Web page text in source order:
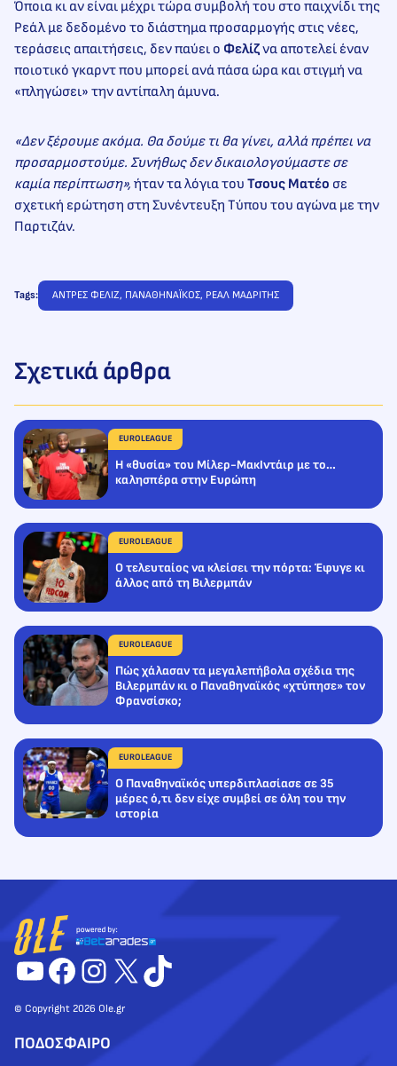
Όποια κι αν είναι μέχρι τώρα συμβολή του στο παιχνίδι της
Ρεάλ με δεδομένο το διάστημα προσαρμογής στις νέες,
τεράσεις απαιτήσεις, δεν παύει ο Φελίζνα αποτελεί έναν
ποιοτικό γκαρντ που μπορεί ανά πάσα ώρα και στιγμή να
«πληγώσει» την αντίπαλη άμυνα.
«Δεν ξέρουμε ακόμα. Θα δούμε τι θα γίνει, αλλά πρέπει να
προσαρμοστούμε. Συνήθως δεν δικαιολογούμαστε σε
καμία περίπτωση», ήταν τα λόγια του Τσους Ματέο σε
σχετική ερώτηση στη Συνέντευξη Τύπου του αγώνα με την
Παρτιζάν.
Tags: ΑΝΤΡΕΣ ΦΕΛΙΖ, ΠΑΝΑΘΗΝΑΪΚΟΣ, ΡΕΑΛ ΜΑΔΡΙΤΗΣ
Σχετικά άρθρα
EUROLEAGUE
Η «θυσία» του Μίλερ-ΜακΙντάιρ με το…
καλησπέρα στην Ευρώπη
EUROLEAGUE
Ο τελευταίος να κλείσει την πόρτα: Έφυγε κι
άλλος από τη Βιλερμπάν
EUROLEAGUE
Πώς χάλασαν τα μεγαλεπήβολα σχέδια της
Βιλερμπάν κι ο Παναθηναϊκός «χτύπησε» τον
Φρανσίσκο;
EUROLEAGUE
Ο Παναθηναϊκός υπερδιπλασίασε σε 35
μέρες ό,τι δεν είχε συμβεί σε όλη του την
ιστορία
YouTube
Facebook
Instagram
X TikTok
© Copyright 2026 Ole.gr
ΠΟΔΟΣΦΑΙΡΟ